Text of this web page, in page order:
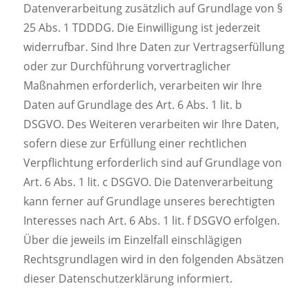
Datenverarbeitung zusätzlich auf Grundlage von §
25 Abs. 1 TDDDG. Die Einwilligung ist jederzeit
widerrufbar. Sind Ihre Daten zur Vertragserfüllung
oder zur Durchführung vorvertraglicher
Maßnahmen erforderlich, verarbeiten wir Ihre
Daten auf Grundlage des Art. 6 Abs. 1 lit. b
DSGVO. Des Weiteren verarbeiten wir Ihre Daten,
sofern diese zur Erfüllung einer rechtlichen
Verpflichtung erforderlich sind auf Grundlage von
Art. 6 Abs. 1 lit. c DSGVO. Die Datenverarbeitung
kann ferner auf Grundlage unseres berechtigten
Interesses nach Art. 6 Abs. 1 lit. f DSGVO erfolgen.
Über die jeweils im Einzelfall einschlägigen
Rechtsgrundlagen wird in den folgenden Absätzen
dieser Datenschutzerklärung informiert.